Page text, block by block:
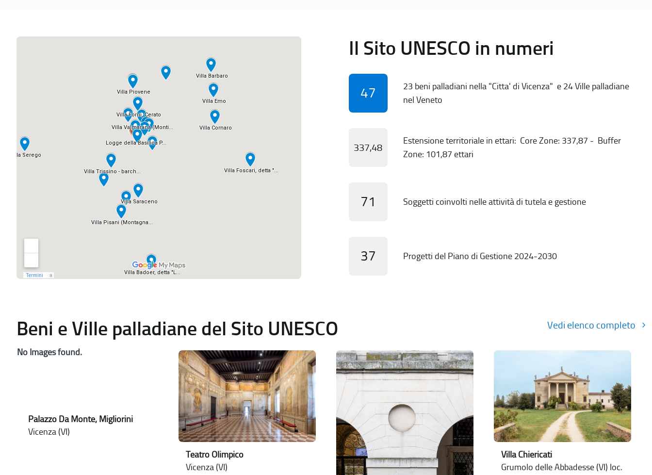
Il Sito UNESCO in numeri
47
23 beni palladiani nella "Citta' di Vicenza" e 24 Ville palladiane
nel Veneto
337,48
Estensione territoriale in ettari: Core Zone: 337,87 - Buffer
Zone: 101,87 ettari
71 Soggetti coinvolti nelle attività di tutela e gestione
37 Progetti del Piano di Gestione 2024-2030
Beni e Ville palladiane del Sito UNESCO Vedi elenco completo
No Images found.
Palazzo Da Monte, Migliorini
Vicenza (VI)
Teatro Olimpico
Vicenza (VI)
Villa Chiericati
Grumolo delle Abbadesse (VI) loc.